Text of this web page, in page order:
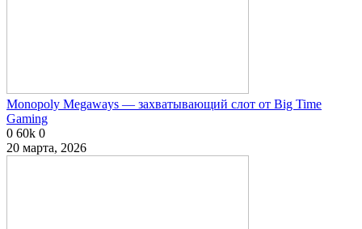
Monopoly Megaways — захватывающий слот от Big Time
Gaming
0 60k 0
20 марта, 2026